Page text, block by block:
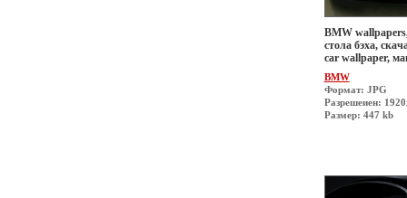
BMW
стола бэха,
car wallpaper,
BMW
Формат: JPG
Разрешеиен:
Размер: 447 kb